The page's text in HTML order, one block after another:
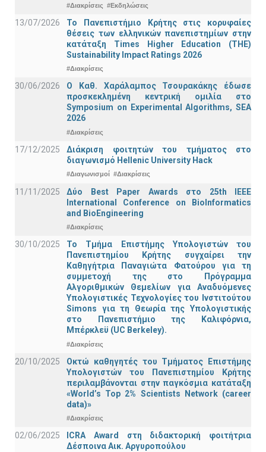
#Διακρίσεις #Εκδηλώσεις
13/07/2026
Το Πανεπιστήμιο Κρήτης στις κορυφαίες
θέσεις των ελληνικών πανεπιστημίων στην
κατάταξη Times Higher Education (ΤΗΕ)
Sustainability Impact Ratings 2026
#Διακρίσεις
30/06/2026
Ο Καθ. Χαράλαμπος Τσουρακάκης έδωσε
προσκεκλημένη κεντρική ομιλία στο
Symposium on Experimental Algorithms, SEA
2026
#Διακρίσεις
17/12/2025
Διάκριση φοιτητών του τμήματος στο
διαγωνισμό Hellenic University Hack
#Διαγωνισμοί #Διακρίσεις
11/11/2025
Δύο Best Paper Awards στο 25th IEEE
International Conference on BioInformatics
and BioEngineering
#Διακρίσεις
30/10/2025
Το Τμήμα Επιστήμης Υπολογιστών του
Πανεπιστημίου Κρήτης συγχαίρει την
Καθηγήτρια Παναγιώτα Φατούρου για τη
συμμετοχή της στο Πρόγραμμα
Αλγοριθμικών Θεμελίων για Αναδυόμενες
Υπολογιστικές Τεχνολογίες του Ινστιτούτου
Simons για τη Θεωρία της Υπολογιστικής
στο Πανεπιστήμιο της Καλιφόρνια,
Μπέρκλεϋ (UC Berkeley).
#Διακρίσεις
20/10/2025
Οκτώ καθηγητές του Τμήματος Επιστήμης
Υπολογιστών του Πανεπιστημίου Κρήτης
περιλαμβάνονται στην παγκόσμια κατάταξη
«World’s Top 2% Scientists Network (career
data)»
#Διακρίσεις
02/06/2025
ICRA Award στη διδακτορική φοιτήτρια
Δέσποινα Αικ. Αργυροπούλου